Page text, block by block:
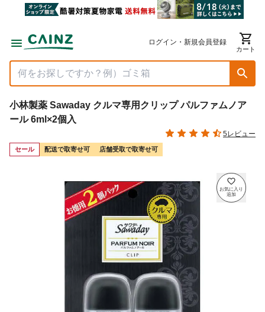
ログイン・新規会員登録
カート
小林製薬 Sawaday クルマ専用クリップ パルファムノア
ール 6ml×2個入
5レビュー
セール 配送で取寄せ可 店舗受取で取寄せ可